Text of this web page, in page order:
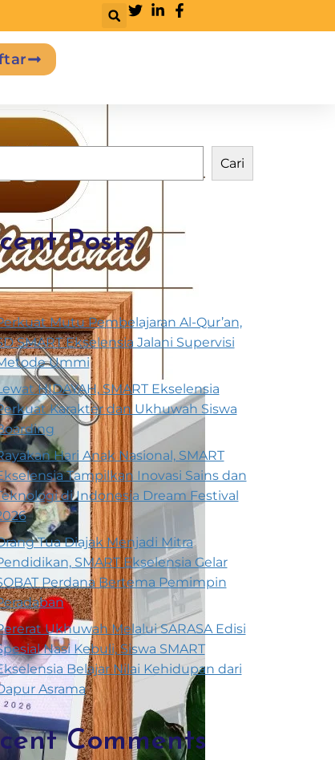
Cari
Posts
Mutu Pembelajaran Al-Qur’an,
SMART Ekselensia Jalani Supervisi
Ummi
HIDAYAH, SMART Ekselensia
Karakter dan Ukhuwah Siswa
Hari Anak Nasional, SMART
Tampilkan Inovasi Sains dan
di Indonesia Dream Festival
Tua Diajak Menjadi Mitra
SMART Ekselensia Gelar
Perdana Bertema Pemimpin
Ukhuwah Melalui SARASA Edisi
Nasi Kebuli, Siswa SMART
Belajar Nilai Kehidupan dari
Asrama
Comments